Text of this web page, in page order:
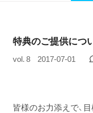
特典のご提供につ
vol. 8 2017-07-01
皆様のお力添えで、